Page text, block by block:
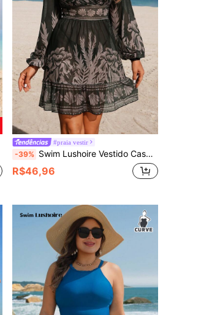
#praia vestir
-39% Swim Lushoire Vestido Casual de Cobertura para Férias com Estampa de Concha e Decote em V para Mulheres
R$46,96